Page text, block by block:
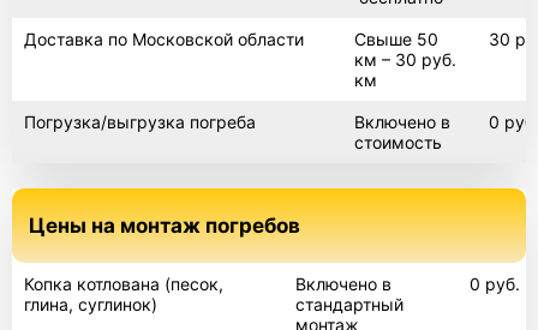
Доставка по Московской области
Свыше 50
км – 30 руб.
км
30
Погрузка/выгрузка погреба
Включено в
стоимость
0 руб.
Цены на монтаж погребов
Копка котлована (песок,
глина, суглинок)
Включено в
стандартный
монтаж
0 руб.